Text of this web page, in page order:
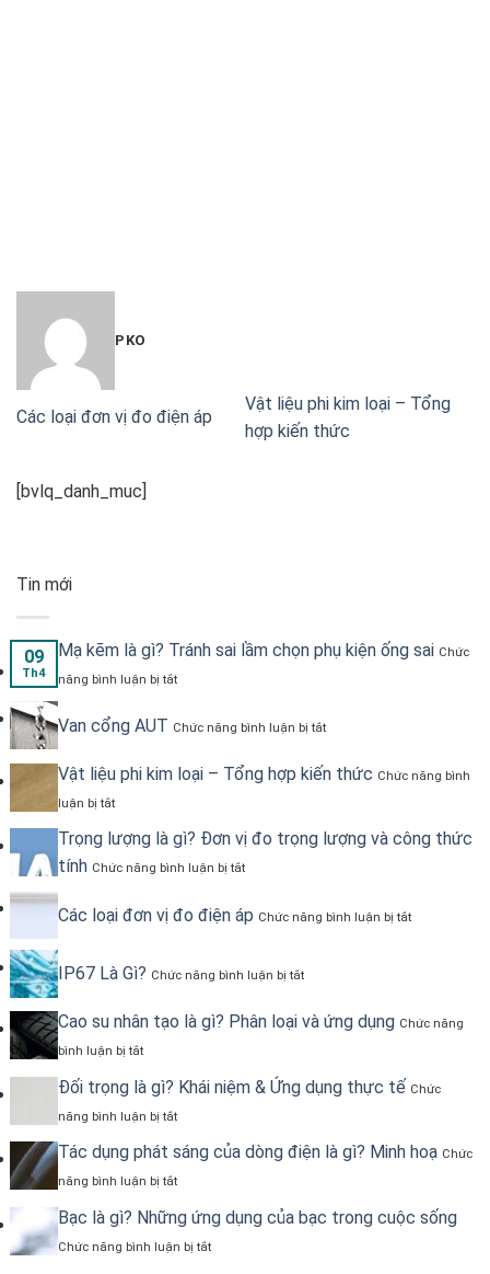
PKO
Các loại đơn vị đo điện áp
Vật liệu phi kim loại – Tổng
hợp kiến thức
[bvlq_danh_muc]
Tin mới
09
Th4
Mạ kẽm là gì? Tránh sai lầm chọn phụ kiện ống sai Chức
năng bình luận bị tắt
ở
là
Tránh
sai
phụ
ống
Van cổng AUT Chức năng bình luận bị tắt
ở
AUT
Vật liệu phi kim loại – Tổng hợp kiến thức Chức năng bình
luận bị tắt
ở
liệu
phi
kim
–
Tổng
kiến
thức
Trọng lượng là gì? Đơn vị đo trọng lượng và công thức
tính Chức năng bình luận bị tắt
ở
là
vị
lượng
thức
Các loại đơn vị đo điện áp Chức năng bình luận bị tắt
điện
IP67 Là Gì? Chức năng bình luận bị tắt
ở
Gì?
Cao su nhân tạo là gì? Phân loại và ứng dụng Chức năng
bình luận bị tắt
ở
su
nhân
tạo
gì?
Phân
và
dụng
Đối trọng là gì? Khái niệm & Ứng dụng thực tế Chức
năng bình luận bị tắt
ở
trọng
gì?
niệm
Ứng
Tác dụng phát sáng của dòng điện là gì? Minh hoạ Chức
năng bình luận bị tắt
ở
dụng
phát
sáng
Bạc là gì? Những ứng dụng của bạc trong cuộc sống
Chức năng bình luận bị tắt
ở